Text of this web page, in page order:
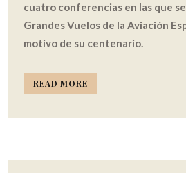
cuatro conferencias en las que
Grandes Vuelos de la Aviación
motivo de su centenario.
READ MORE